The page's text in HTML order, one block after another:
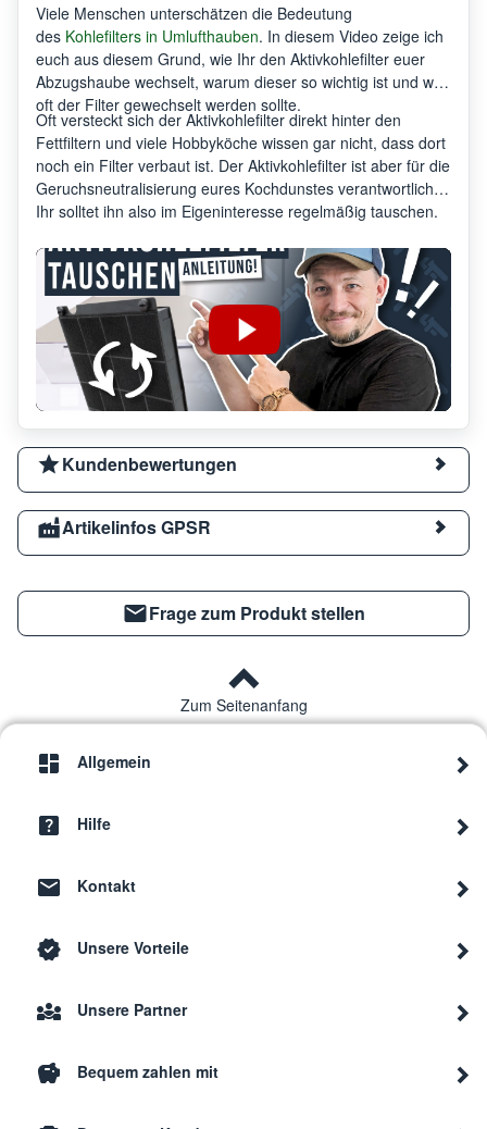
Viele Menschen unterschätzen die Bedeutung
des Kohlefilters in Umlufthauben. In diesem Video zeige ich
euch aus diesem Grund, wie Ihr den Aktivkohlefilter euer
Abzugshaube wechselt, warum dieser so wichtig ist und wie
oft der Filter gewechselt werden sollte.
Oft versteckt sich der Aktivkohlefilter direkt hinter den
Fettfiltern und viele Hobbyköche wissen gar nicht, dass dort
noch ein Filter verbaut ist. Der Aktivkohlefilter ist aber für die
Geruchsneutralisierung eures Kochdunstes verantwortlich.
Ihr solltet ihn also im Eigeninteresse regelmäßig tauschen.
Kundenbewertungen
Artikelinfos GPSR
Frage zum Produkt stellen
Zum Seitenanfang
Allgemein
Hilfe
Kontakt
Unsere Vorteile
Unsere Partner
Bequem zahlen mit